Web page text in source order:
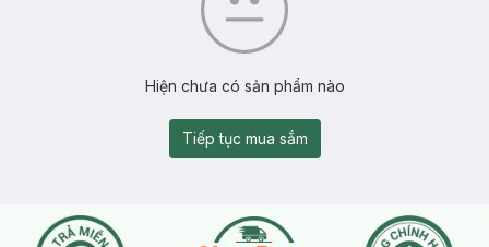
Hiện chưa có sản phẩm nào
Tiếp tục mua sắm